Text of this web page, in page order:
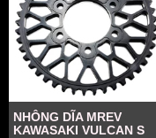
NHÔNG DĨA MREV
KAWASAKI VULCAN S